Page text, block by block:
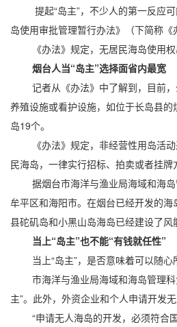
提起“岛主”，不少人的第一反应
岛使用审批管理暂行办法》（下简称
《办法》规定，无居民海岛使用权
烟台人当“岛主”选择面省内最宽
记者从《办法》中了解到，目前，
养殖设施或看护设施，如位于长岛县
岛19个。
《办法》规定，非经营性用岛活动
民海岛，一律实行招标、拍卖或者挂
据烟台市海洋与渔业局海域和海岛
牟平区和海阳市。在烟台已经开发的
县砣矶岛和小黑山岛海岛已经建设了
当上“岛主”也不能“有钱就任性”
当上“岛主”，是否意味着可以随心
市海洋与渔业局海域和海岛管理科
主”。此外，外资企业和个人申请开发
“申请无人海岛的开发，必须符合国